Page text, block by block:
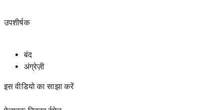
उपशीर्षक
बंद
अंग्रेज़ी
इस वीडियो का साझा करें